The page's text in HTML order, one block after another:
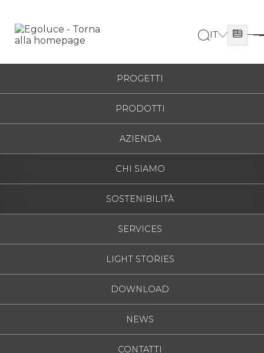
PROGETTI
PRODOTTI
AZIENDA
CHI SIAMO
SOSTENIBILITÀ
SERVICES
LIGHT STORIES
DOWNLOAD
NEWS
CONTATTI
IT
ENGLISH
РУССКИЙ
INDOOR
Design Lux Studio